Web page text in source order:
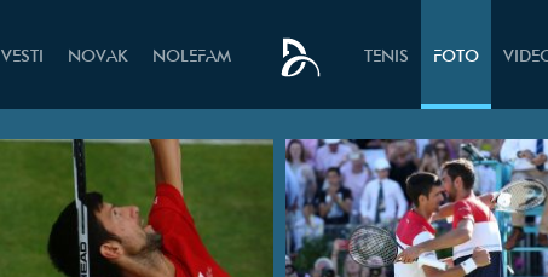
VESTI NOVAK NOLEFAM TENIS FOTO